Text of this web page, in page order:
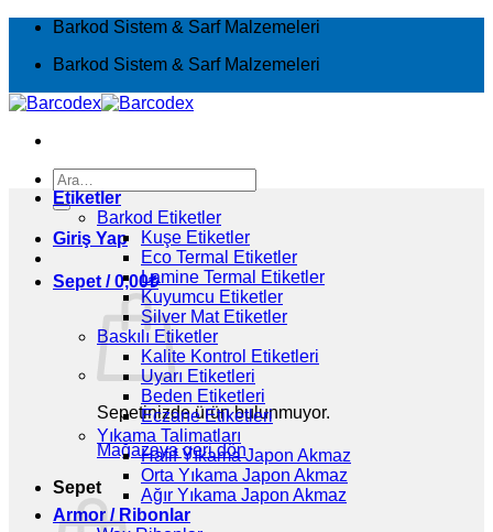
İçeriğeBarkod Sistem & Sarf Malzemeleri
Barkod Sistem & Sarf Malzemeleri
Ara:
Giriş Yap
Sepet /0,00₺
Sepetinizde ürün bulunmuyor.
Mağazaya geri dön
Sepet
Etiketler
Barkod Etiketler
Kuşe Etiketler
Eco Termal Etiketler
Lamine Termal Etiketler
Kuyumcu Etiketler
Silver Mat Etiketler
Baskılı Etiketler
Kalite Kontrol Etiketleri
Uyarı Etiketleri
Beden Etiketleri
Eczane Etiketleri
Yıkama Talimatları
Hafif Yıkama Japon Akmaz
Orta Yıkama Japon Akmaz
Ağır Yıkama Japon Akmaz
Armor / Ribonlar